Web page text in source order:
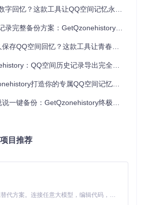
两种登录方式，确保账号安全与操作便
序后，系统会生成二维码，使用手机Q
，避免账号密码泄露风险。
备选方案，适用于无法扫码的场景，所
网络状况自动调整请求间隔，避免触发
次中断位置继续采集，无需重复获取已
回忆？这款工具让QQ空间记忆永久保存
备份方案：GetQzonehistory高效导出工具使用指南
QQ空间回忆？这款工具让青春记忆不再流失
：QQ空间历史记录导出完全指南
打造你的专属QQ空间记忆档案馆
键备份：GetQzonehistory终极使用指南
目推荐
Claude Code 的开源替代方案。连接任意大模型，编辑代码，运行命令，自动验证 — 全自动执行。用 Rust 构建，极致性能。 ｜ An open-source alternative to Claude Code. Connect any LLM, edit code, run commands, and verify changes — autonomously. Built in Rust for speed. Get Started